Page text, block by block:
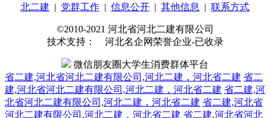
北二建 | 党群工作 | 信息公开 | 其他信息 | 联系方式
©2010-2021 河北省河北二建有限公司
技术支持： 河北名企网荣誉企业-已收录
微信朋友圈大学生消费群体平台
省二建,河北省河北二建有限公司,河北二建，河北省二建 省二
建,河北省河北二建有限公司,河北二建，河北省二建 省二建,河
北省河北二建有限公司,河北二建，河北省二建 省二建,河北省
河北二建有限公司,河北二建，河北省二建 省二建,河北省河北